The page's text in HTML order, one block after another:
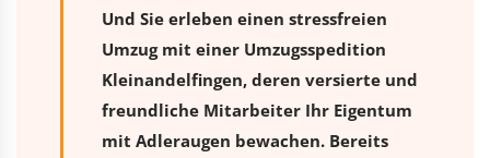
Und Sie erleben einen stressfreien
Umzugmit einer Umzugsspedition
Kleinandelfingen, deren versierte und
freundliche Mitarbeiter Ihr Eigentum
mit Adleraugen bewachen. Bereits